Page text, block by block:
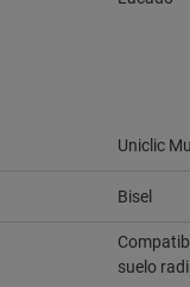
Uniclic
Bisel
suelo